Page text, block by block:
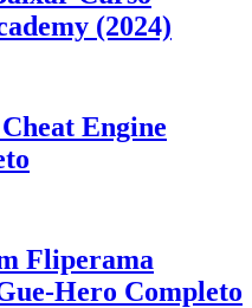
(2024)
Engine
Fliperama
Hero Completo